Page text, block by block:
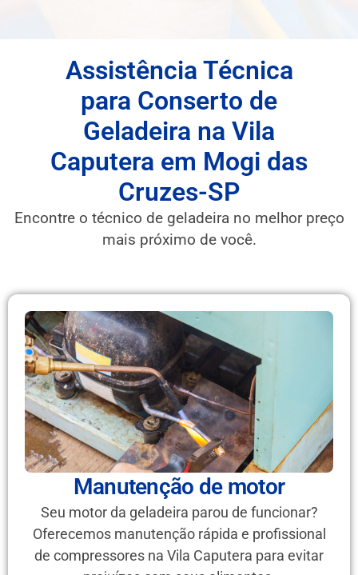
Assistência Técnica
para Conserto de
Geladeira na Vila
Caputera em Mogi das
Cruzes-SP
Encontre o técnico de geladeira no melhor preço
mais próximo de você.
Manutenção de motor
Seu motor da geladeira parou de funcionar?
Oferecemos manutenção rápida e profissional
de compressores na Vila Caputera para evitar